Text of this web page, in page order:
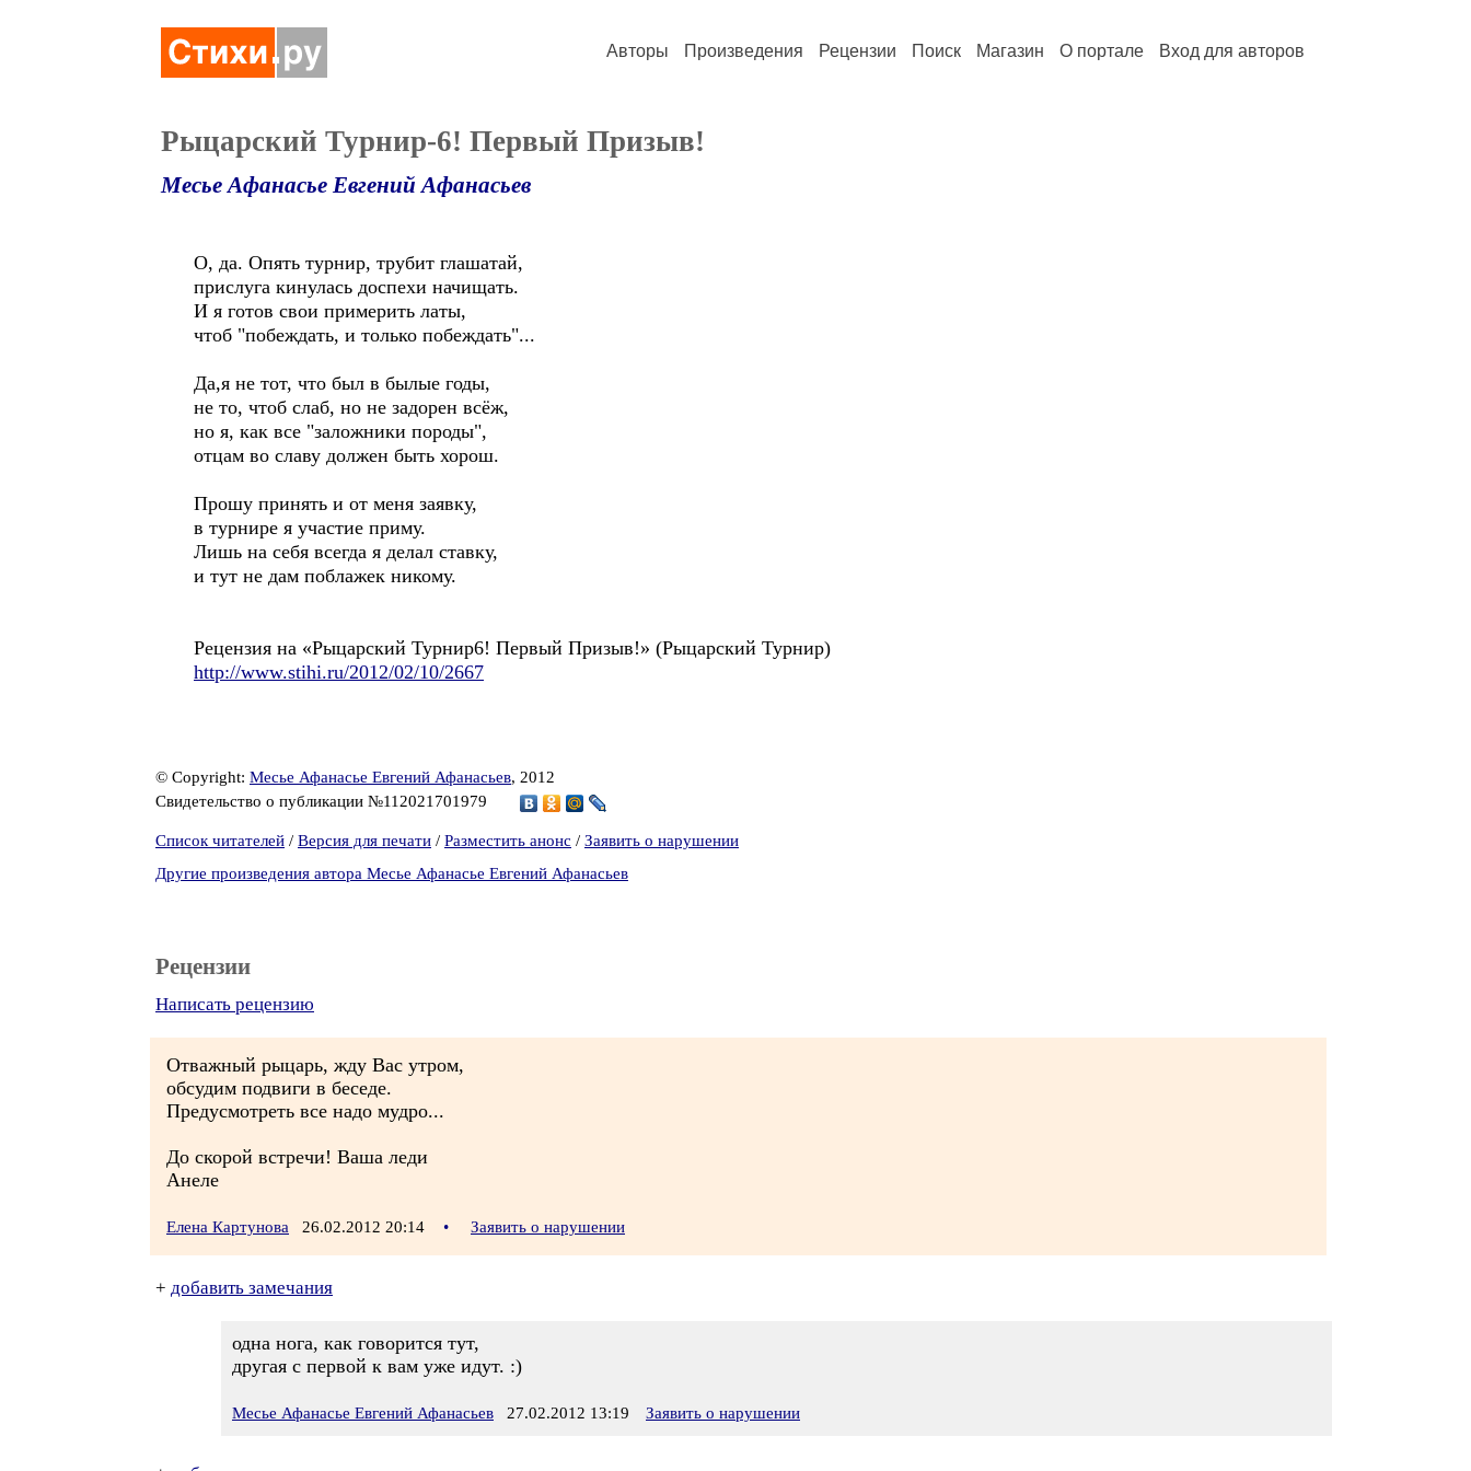
Авторы Произведения Рецензии Поиск Магазин О портале Вход для авторов
Рыцарский Турнир-6! Первый Призыв!
Месье Афанасье Евгений Афанасьев
О, да. Опять турнир, трубит глашатай,
прислуга кинулась доспехи начищать.
И я готов свои примерить латы,
чтоб "побеждать, и только побеждать"...
Да,я не тот, что был в былые годы,
не то, чтоб слаб, но не задорен всёж,
но я, как все "заложники породы",
отцам во славу должен быть хорош.
Прошу принять и от меня заявку,
в турнире я участие приму.
Лишь на себя всегда я делал ставку,
и тут не дам поблажек никому.
Рецензия на «Рыцарский Турнир6! Первый Призыв!» (Рыцарский Турнир)
http://www.stihi.ru/2012/02/10/2667
© Copyright: Месье Афанасье Евгений Афанасьев, 2012
Свидетельство о публикации №112021701979
Список читателей / Версия для печати / Разместить анонс / Заявить о нарушении
Другие произведения автора Месье Афанасье Евгений Афанасьев
Рецензии
Написать рецензию
Отважный рыцарь, жду Вас утром,
обсудим подвиги в беседе.
Предусмотреть все надо мудро...
До скорой встречи! Ваша леди
Анеле
Елена Картунова 26.02.2012 20:14 • Заявить о нарушении
+ добавить замечания
одна нога, как говорится тут,
другая с первой к вам уже идут. :)
Месье Афанасье Евгений Афанасьев 27.02.2012 13:19 Заявить о нарушении